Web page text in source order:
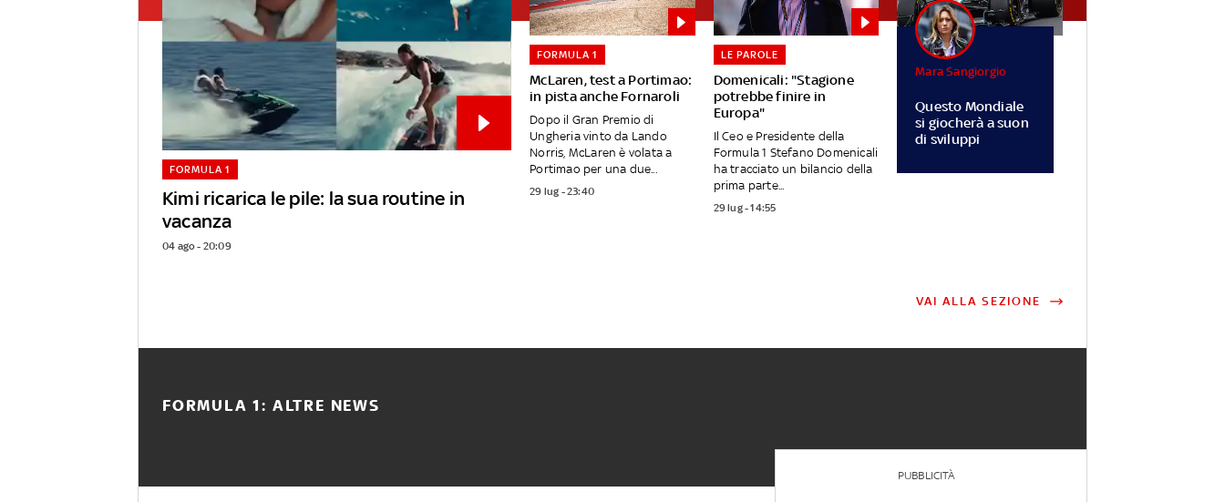
Kimi ricarica le pile: la sua routine in
vacanza
FORMULA 1
04 ago - 20:09
McLaren, test a Portimao:
in pista anche Fornaroli
FORMULA 1
Dopo il Gran Premio di
Ungheria vinto da Lando
Norris, McLaren è volata a
Portimao per una due...
29 lug - 23:40
Domenicali: "Stagione
potrebbe finire in
Europa"
LE PAROLE
Il Ceo e Presidente della
Formula 1 Stefano Domenicali
ha tracciato un bilancio della
prima parte...
29 lug - 14:55
Questo Mondiale
si giocherà a suon
di sviluppi
Mara Sangiorgio
VAI ALLA SEZIONE
FORMULA 1: ALTRE NEWS
PUBBLICITÀ